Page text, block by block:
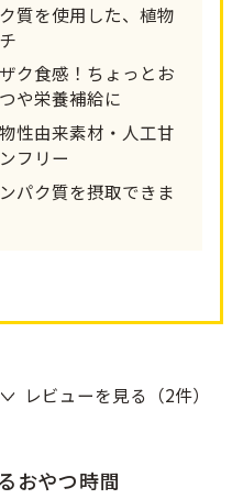
質を使用した、植物
ク食感！ちょっとお
や栄養補給に
性由来素材・人工甘
フリー
パク質を摂取できま
レビューを見る（2件）
おやつ時間